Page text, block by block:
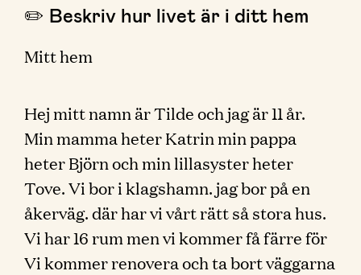
✏️ Beskriv hur livet är i ditt hem
Mitt hem
Hej mitt namn är Tilde och jag är 11 år.
Min mamma heter Katrin min pappa
heter Björn och min lillasyster heter
Tove. Vi bor i klagshamn. jag bor på en
åkerväg. där har vi vårt rätt så stora hus.
Vi har 16 rum men vi kommer få färre för
Vi kommer renovera och ta bort väggarna